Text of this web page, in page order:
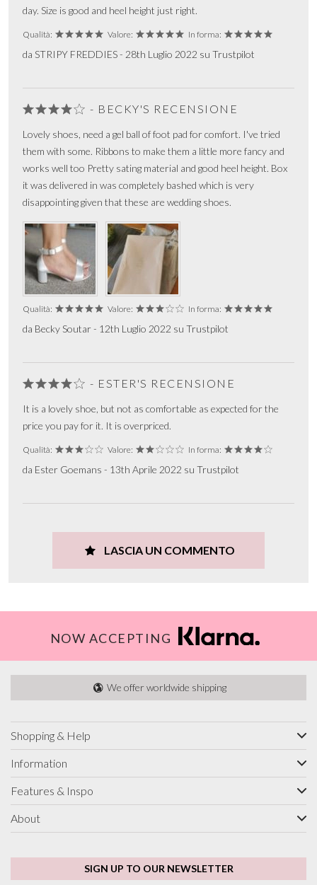
day. Size is good and heel height just right.
Qualità: Valore: In forma:
da STRIPY FREDDIES - 28th Luglio 2022 su Trustpilot
- BECKY'S RECENSIONE
Lovely shoes, need a gel ball of foot pad for comfort. I've tried
them with some. Ribbons to make them a little more fancy and
works well too Pretty sating material and good heel height. Box
it was delivered in was completely bashed which is very
disappointing given that these are wedding shoes.
Qualità: Valore: In forma:
da Becky Soutar - 12th Luglio 2022 su Trustpilot
- ESTER'S RECENSIONE
It is a lovely shoe, but not as comfortable as expected for the
price you pay for it. It is overpriced.
Qualità: Valore: In forma:
da Ester Goemans - 13th Aprile 2022 su Trustpilot
LASCIA UN COMMENTO
NOW ACCEPTING
We offer worldwide shipping
Shopping & Help
Information
Features & Inspo
About
SIGN UP TO OUR NEWSLETTER